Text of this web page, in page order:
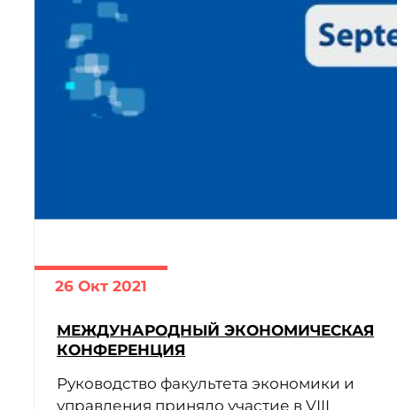
26 Окт 2021
МЕЖДУНАРОДНЫЙ ЭКОНОМИЧЕСКАЯ
КОНФЕРЕНЦИЯ
Руководство факультета экономики и
управления приняло участие в VIII